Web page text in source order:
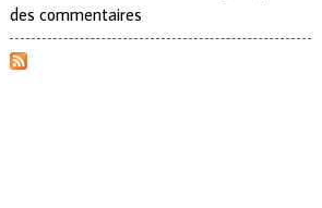
des commentaires